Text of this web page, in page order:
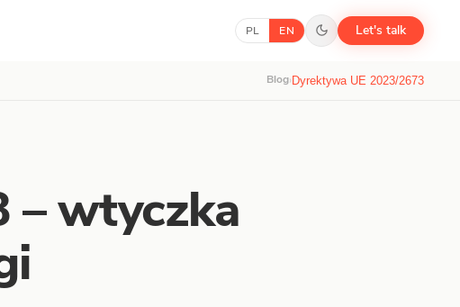
PL EN Let's talk
Blog›Dyrektywa UE 2023/2673
– wtyczka